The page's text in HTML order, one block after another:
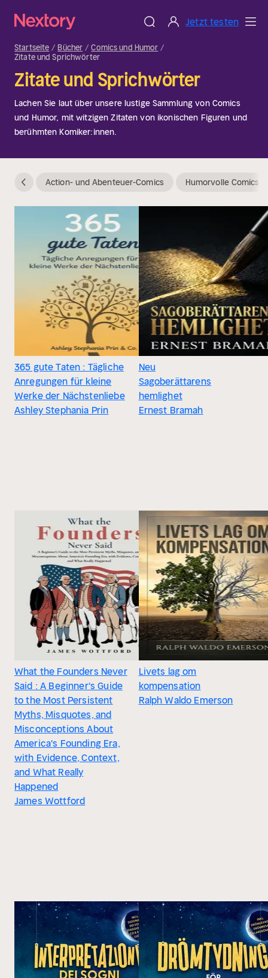
Jetzt testen
Startseite Bücher
Comics und Humor
Zitate und Sprichwörter
Zitate und Sprichwörter
Lachen Sie laut über unsere lustige Sammlung von Comics
und Humor, mit witzigen Zitaten von ikonischen Figuren und
berühmten Komiker:innen.
Action- und Abenteuer-Comics Humorvolle Comics
365 gute Taten : Tägliche
Anregungen für kleine
Werke der Nächstenliebe
Ashley Stephania Prin
Neu
Sagoberättarens
hemlighet
Ernest Bramah
What the Founders Never
Said : A Beginner's Guide
to the Most Persistent
Myths, Misquotes, and
Misconceptions About
America's Founding Era,
with Evidence, Context,
and What Really
Happened
James Wottford
Livets lag om
kompensation
Ralph Waldo Emerson